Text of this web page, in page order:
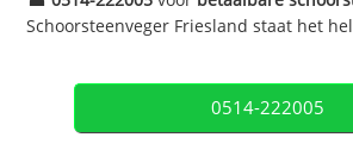
Schoorsteenveger Friesland staat het
0514-222005